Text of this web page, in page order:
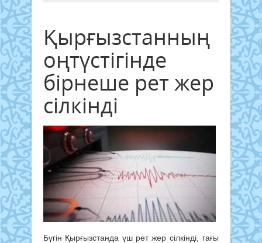
Қырғызстанның
оңтүстігінде
бірнеше рет жер
сілкінді
Бүгін Қырғызстанда үш рет жер сілкінді, тағы